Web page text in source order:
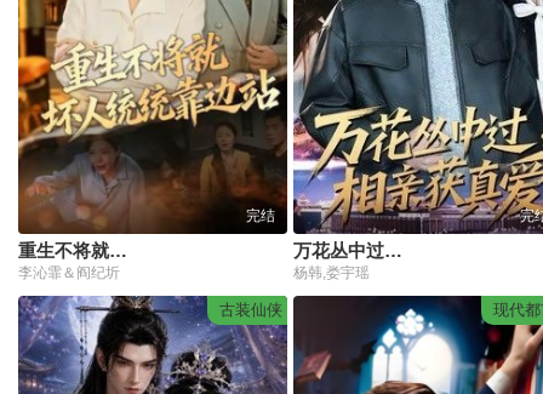
完结
重生不将就坏人统统靠边站
李沁霏＆阎纪圻
完
万花丛中过，相亲获真爱
杨韩,娄宇瑶
古装仙侠 现代